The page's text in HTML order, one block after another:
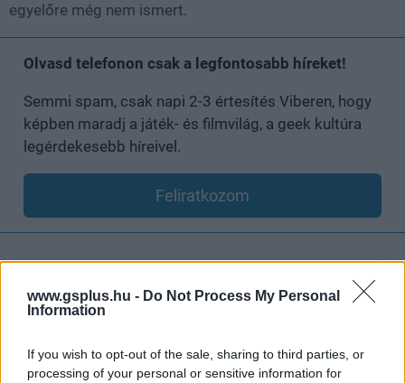
www.gsplus.hu - Do Not Process My Personal
Information
If you wish to opt-out of the sale, sharing to third parties, or
processing of your personal or sensitive information for
egyelőre még nem ismert.
Olvasd telefonon csak a legfontosabb híreket!
Semmi spam, csak napi 2-3 értesítés Viberen, hogy
képben maradj a játék- és filmvilág, a geek kultúra
legérdekesebb híreivel.
Feliratkozom
SMASH by Meló-Diák: Homok, zene és a nyár legjobb
hangulata – Jön a második forduló! (X)
Július végén folytatódik a balatoni strandröplabda-